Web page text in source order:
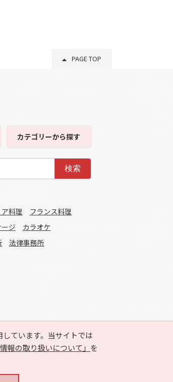
PAGE TOP
ています。当サイトでは
報の取り扱いについて」 を
カテゴリーから探す
検索
料理
フランス料理
ジ
カラオケ
法律事務所